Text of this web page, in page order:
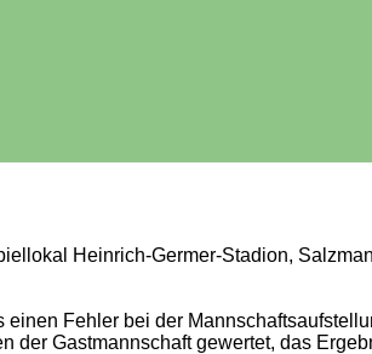
Heinrich-Germer-Stadion,
Fehler bei der
Gastmannschaft gewertet, das